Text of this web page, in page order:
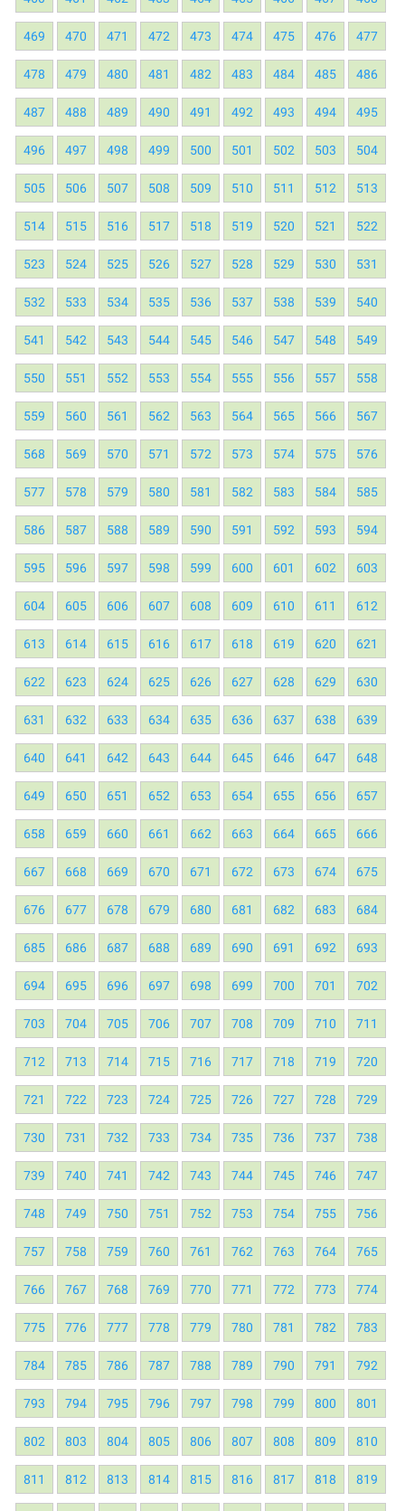
469 470 471 472 473 474 475 476 477
478 479 480 481 482 483 484 485 486
487 488 489 490 491 492 493 494 495
496 497 498 499 500 501 502 503 504
505 506 507 508 509 510 511 512 513
514 515 516 517 518 519 520 521 522
523 524 525 526 527 528 529 530 531
532 533 534 535 536 537 538 539 540
541 542 543 544 545 546 547 548 549
550 551 552 553 554 555 556 557 558
559 560 561 562 563 564 565 566 567
568 569 570 571 572 573 574 575 576
577 578 579 580 581 582 583 584 585
586 587 588 589 590 591 592 593 594
595 596 597 598 599 600 601 602 603
604 605 606 607 608 609 610 611 612
613 614 615 616 617 618 619 620 621
622 623 624 625 626 627 628 629 630
631 632 633 634 635 636 637 638 639
640 641 642 643 644 645 646 647 648
649 650 651 652 653 654 655 656 657
658 659 660 661 662 663 664 665 666
667 668 669 670 671 672 673 674 675
676 677 678 679 680 681 682 683 684
685 686 687 688 689 690 691 692 693
694 695 696 697 698 699 700 701 702
703 704 705 706 707 708 709 710 711
712 713 714 715 716 717 718 719 720
721 722 723 724 725 726 727 728 729
730 731 732 733 734 735 736 737 738
739 740 741 742 743 744 745 746 747
748 749 750 751 752 753 754 755 756
757 758 759 760 761 762 763 764 765
766 767 768 769 770 771 772 773 774
775 776 777 778 779 780 781 782 783
784 785 786 787 788 789 790 791 792
793 794 795 796 797 798 799 800 801
802 803 804 805 806 807 808 809 810
811 812 813 814 815 816 817 818 819